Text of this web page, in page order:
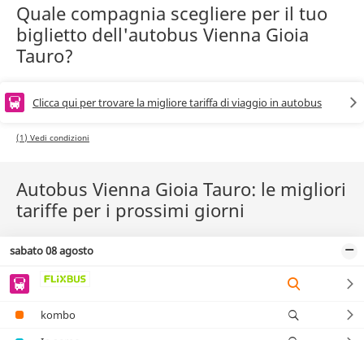
Quale compagnia scegliere per il tuo
biglietto dell'autobus Vienna Gioia
Tauro?
Clicca qui per trovare la migliore tariffa di viaggio in autobus
(1) Vedi condizioni
Autobus Vienna Gioia Tauro: le migliori
tariffe per i prossimi giorni
sabato 08 agosto
kombo